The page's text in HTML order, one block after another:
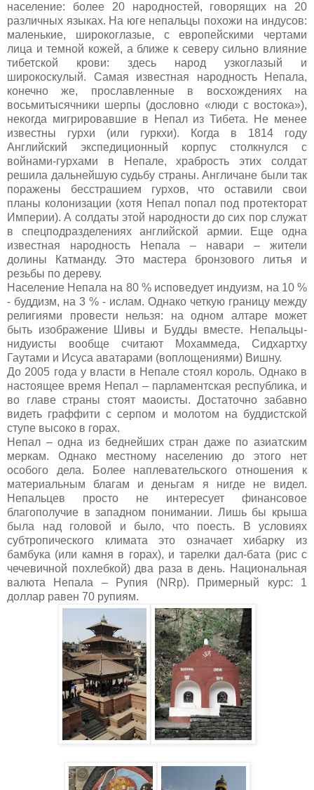
население: более 20 народностей, говорящих на 20
различных языках. На юге непальцы похожи на индусов:
маленькие, широкоглазые, с европейскими чертами
лица и темной кожей, а ближе к северу сильно влияние
тибетской крови: здесь народ узкоглазый и
широкоскулый. Самая известная народность Непала,
конечно же, прославленные в восхождениях на
восьмитысячники шерпы (дословно «люди с востока»),
некогда мигрировавшие в Непал из Тибета. Не менее
известны гурхи (или гуркхи). Когда в 1814 году
Английский экспедиционный корпус столкнулся с
войнами-гурхами в Непале, храбрость этих солдат
решила дальнейшую судьбу страны. Англичане были так
поражены бесстрашием гурхов, что оставили свои
планы колонизации (хотя Непал попал под протекторат
Империи). А солдаты этой народности до сих пор служат
в спецподразделениях английской армии. Еще одна
известная народность Непала – навари – жители
долины Катманду. Это мастера бронзового литья и
резьбы по дереву.
Население Непала на 80 % исповедует индуизм, на 10 %
- буддизм, на 3 % - ислам. Однако четкую границу между
религиями провести нельзя: на одном алтаре может
быть изображение Шивы и Будды вместе. Непальцы-
нидуисты вообще считают Мохаммеда, Сидхартху
Гаутами и Исуса аватарами (воплощениями) Вишну.
До 2005 года у власти в Непале стоял король. Однако в
настоящее время Непал – парламентская республика, и
во главе страны стоят маоисты. Достаточно забавно
видеть граффити с серпом и молотом на буддистской
ступе высоко в горах.
Непал – одна из беднейших стран даже по азиатским
меркам. Однако местному населению до этого нет
особого дела. Более наплевательского отношения к
материальным благам и деньгам я нигде не видел.
Непальцев просто не интересует финансовое
благополучие в западном понимании. Лишь бы крыша
была над головой и было, что поесть. В условиях
субтропического климата это означает хибарку из
бамбука (или камня в горах), и тарелки дал-бата (рис с
чечевичной похлебкой) два раза в день. Национальная
валюта Непала – Рупия (NRp). Примерный курс: 1
доллар равен 70 рупиям.